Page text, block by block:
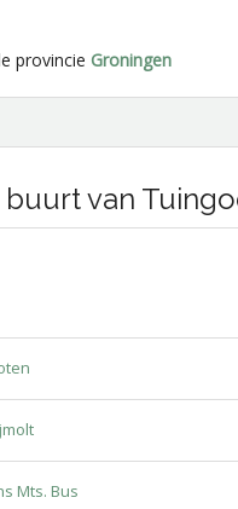
provincie Groningen
van
Mts. Bus